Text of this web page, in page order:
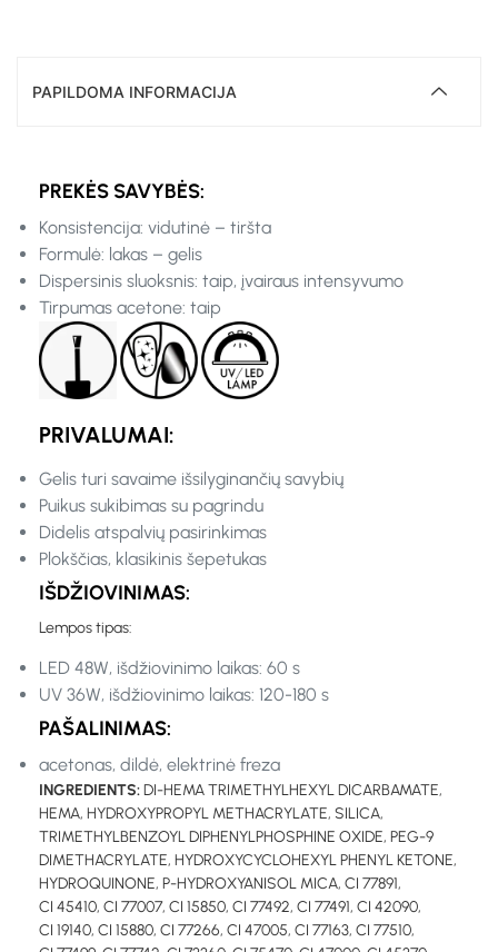
PAPILDOMA INFORMACIJA
PREKĖS SAVYBĖS:
Konsistencija: vidutinė – tiršta
Formulė: lakas – gelis
Dispersinis sluoksnis: taip, įvairaus intensyvumo
Tirpumas acetone: taip
PRIVALUMAI:
Gelis turi savaime išsilyginančių savybių
Puikus sukibimas su pagrindu
Didelis atspalvių pasirinkimas
Plokščias, klasikinis šepetukas
IŠDŽIOVINIMAS:
Lempos tipas:
LED 48W, išdžiovinimo laikas: 60 s
UV 36W, išdžiovinimo laikas: 120-180 s
PAŠALINIMAS:
acetonas, dildė, elektrinė freza
INGREDIENTS:DI-HEMA TRIMETHYLHEXYL DICARBAMATE,
HEMA, HYDROXYPROPYL METHACRYLATE, SILICA,
TRIMETHYLBENZOYL DIPHENYLPHOSPHINE OXIDE, PEG-9
DIMETHACRYLATE, HYDROXYCYCLOHEXYL PHENYL KETONE,
HYDROQUINONE, P-HYDROXYANISOL MICA, CI 77891,
CI 45410, CI 77007, CI 15850, CI 77492, CI 77491, CI 42090,
CI 19140, CI 15880, CI 77266, CI 47005, CI 77163, CI 77510,